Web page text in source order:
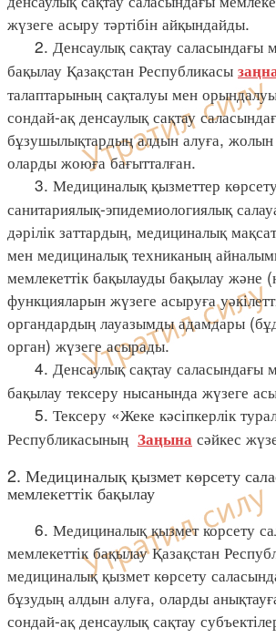
жүзеге асыру тәртібін айқындайды.
2. Денсаулық сақтау саласындағы
бақылау Қазақстан Республикасы
талаптарының сақталуы мен
сондай-ақ денсаулық сақтау
бұзушылықтардың алдын алуға, жолын
оларды жоюға бағытталған.
3. Медициналық қызметтер
санитариялық-эпидемиологиялық
дәрілік заттардың, медициналық
мен медициналық техниканың
мемлекеттік бақылауды бақылау және
функцияларын жүзеге асыруға
органдардың лауазымды адамдары
орган) жүзеге асырады.
4. Денсаулық сақтау саласындағы
бақылау тексеру нысанында жүзеге
5. Тексеру «Жеке кәсіпкерлік
Республикасының Заңына сәйкес
2. Медициналық қызмет көрсету
мемлекеттік бақылау
6. Медициналық қызмет корсету
мемлекеттік бақылау Қазақстан
медициналық қызмет көрсету
бұзудың алдын алуға, оларды
сондай-ақ денсаулық сақтау